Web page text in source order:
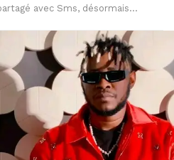
avec Sms, désormais…